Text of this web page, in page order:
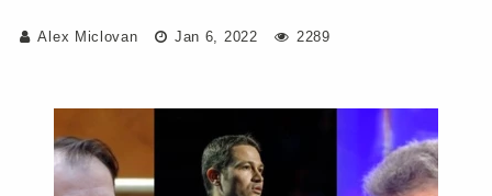
Alex Miclovan Jan 6, 2022 2289